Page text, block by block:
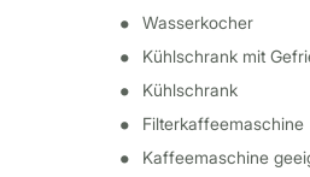
Wasserkocher
Kühlschrank mit
Kühlschrank
Filterkaffeemaschine
Kaffeemaschine